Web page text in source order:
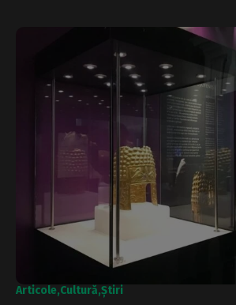
Articole Cultură Știri